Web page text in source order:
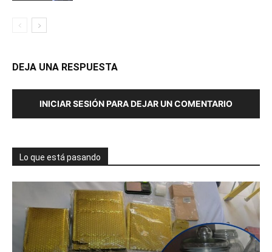
DEJA UNA RESPUESTA
INICIAR SESIÓN PARA DEJAR UN COMENTARIO
Lo que está pasando